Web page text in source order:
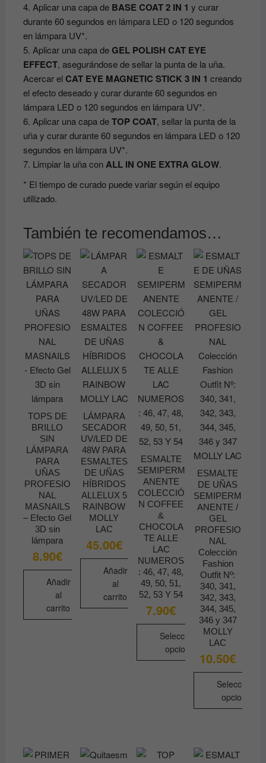
4. Aplicar una capa de BASE COAT 2 IN 1 y curar
durante 60 segundos en lámpara LED o 120 segundos
en lámpara UV*.
5. Aplicar una capa deGEL POLISH CAT EYE
EFFECT, asegurándose de sellar la punta de la uña.
Acercar el CAT EYE MAGNETIC STICK 3 IN 1 creando
el efecto deseado y curar durante 60 segundos en
lámpara LED o 120 segundos en lámpara UV*.
6. Aplicar una capa deTOP COAT, sellar la punta de la
uña y curar durante 60 segundos en lámpara LED o 120
segundos en lámpara UV*.
7. Limpiar la uña conALL IN ONE EXTRA GLOW.
* El tiempo de curado puede variar según el equipo
utilizado.
También te recomendamos…
TOPS DE
BRILLO
SIN
LÁMPARA
PARA
UÑAS
PROFESIO
NAL
MASNAILS
– Efecto Gel
3D sin
lámpara
8.90€
Añadir
al
carrito
LÁMPARA
SECADOR
UV/LED DE
48W PARA
ESMALTES
DE UÑAS
HÍBRIDOS
ALLELUX 5
RAINBOW
MOLLY
LAC
45.00€
Añadir
al
carrito
ESMALTE
SEMIPERM
ANENTE
COLECCIÓ
N COFFEE
&
CHOCOLA
TE ALLE
LAC
NUMEROS
: 46, 47, 48,
49, 50, 51,
52, 53 Y 54
7.90€
Seleccionar
opciones
múltiples
opciones
ESMALTE
DE UÑAS
SEMIPERM
ANENTE /
GEL
PROFESIO
NAL
Colección
Fashion
Outfit Nº:
340, 341,
342, 343,
344, 345,
346 y 347
MOLLY
LAC
10.50€
Seleccionar
opciones
múltiples